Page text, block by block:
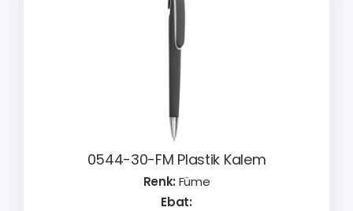
0544-30-FM Plastik Kalem
Renk: Füme
Ebat: